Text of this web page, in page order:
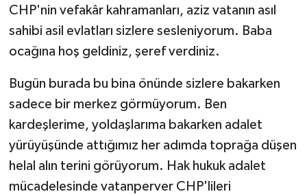
CHP'nin vefakâr kahramanları, aziz vatanın asıl
sahibi asil evlatları sizlere sesleniyorum. Baba
ocağına hoş geldiniz, şeref verdiniz.
Bugün burada bu bina önünde sizlere bakarken
sadece bir merkez görmüyorum. Ben
kardeşlerime, yoldaşlarıma bakarken adalet
yürüyüşünde attığımız her adımda toprağa düşen
helal alın terini görüyorum. Hak hukuk adalet
mücadelesinde vatanperver CHP'lileri